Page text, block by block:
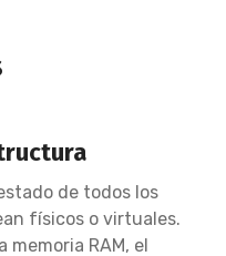
de todos los
físicos o virtuales.
memoria RAM, el